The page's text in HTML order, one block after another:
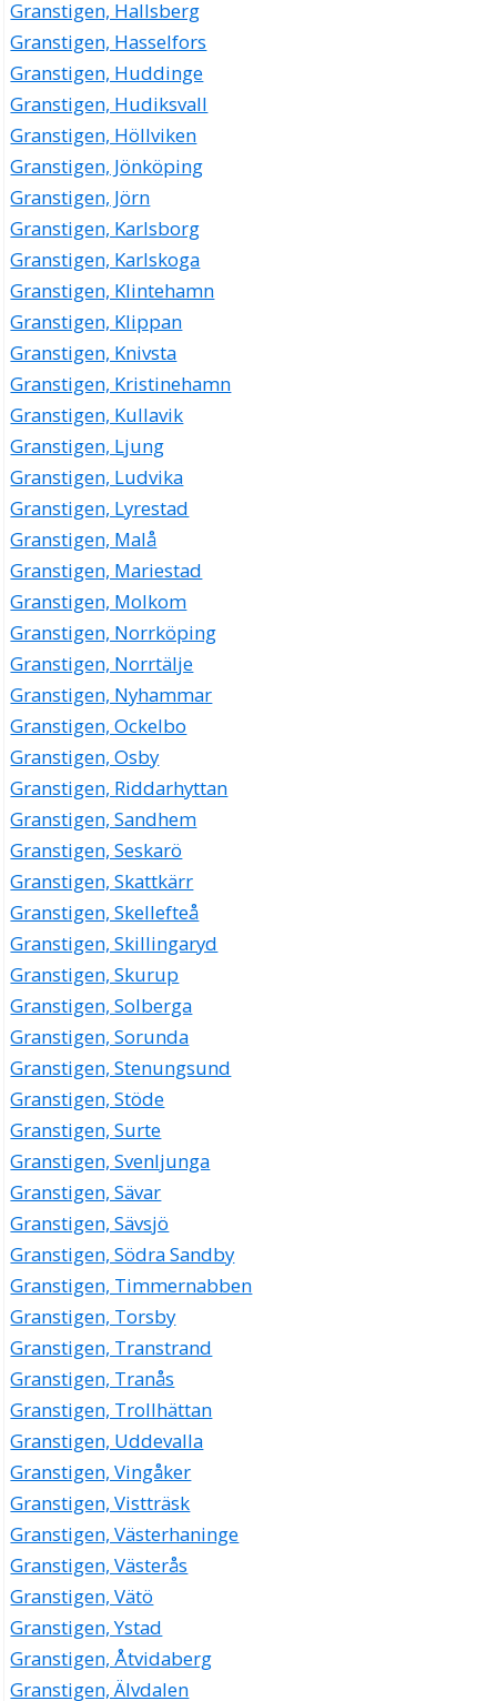
Granstigen, Hallsberg
Granstigen, Hasselfors
Granstigen, Huddinge
Granstigen, Hudiksvall
Granstigen, Höllviken
Granstigen, Jönköping
Granstigen, Jörn
Granstigen, Karlsborg
Granstigen, Karlskoga
Granstigen, Klintehamn
Granstigen, Klippan
Granstigen, Knivsta
Granstigen, Kristinehamn
Granstigen, Kullavik
Granstigen, Ljung
Granstigen, Ludvika
Granstigen, Lyrestad
Granstigen, Malå
Granstigen, Mariestad
Granstigen, Molkom
Granstigen, Norrköping
Granstigen, Norrtälje
Granstigen, Nyhammar
Granstigen, Ockelbo
Granstigen, Osby
Granstigen, Riddarhyttan
Granstigen, Sandhem
Granstigen, Seskarö
Granstigen, Skattkärr
Granstigen, Skellefteå
Granstigen, Skillingaryd
Granstigen, Skurup
Granstigen, Solberga
Granstigen, Sorunda
Granstigen, Stenungsund
Granstigen, Stöde
Granstigen, Surte
Granstigen, Svenljunga
Granstigen, Sävar
Granstigen, Sävsjö
Granstigen, Södra Sandby
Granstigen, Timmernabben
Granstigen, Torsby
Granstigen, Transtrand
Granstigen, Tranås
Granstigen, Trollhättan
Granstigen, Uddevalla
Granstigen, Vingåker
Granstigen, Vistträsk
Granstigen, Västerhaninge
Granstigen, Västerås
Granstigen, Vätö
Granstigen, Ystad
Granstigen, Åtvidaberg
Granstigen, Älvdalen